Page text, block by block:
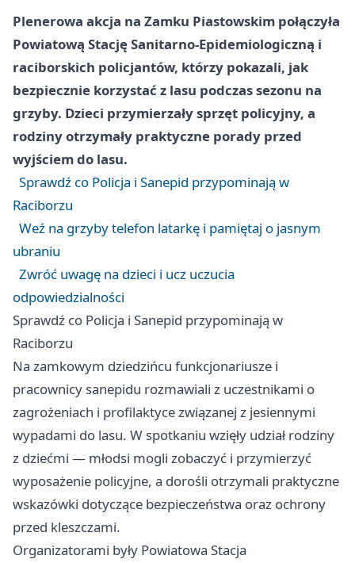
Plenerowa akcja na Zamku Piastowskim połączyła
Powiatową Stację Sanitarno‑Epidemiologiczną i
raciborskich policjantów, którzy pokazali, jak
bezpiecznie korzystać z lasu podczas sezonu na
grzyby. Dzieci przymierzały sprzęt policyjny, a
rodziny otrzymały praktyczne porady przed
wyjściem do lasu.
Sprawdź co Policja i Sanepid przypominają w
Raciborzu
Weź na grzyby telefon latarkę i pamiętaj o jasnym
ubraniu
Zwróć uwagę na dzieci i ucz uczucia
odpowiedzialności
Sprawdź co Policja i Sanepid przypominają w
Raciborzu
Na zamkowym dziedzińcu funkcjonariusze i
pracownicy sanepidu rozmawiali z uczestnikami o
zagrożeniach i profilaktyce związanej z jesiennymi
wypadami do lasu. W spotkaniu wzięły udział rodziny
z dziećmi — młodsi mogli zobaczyć i przymierzyć
wyposażenie policyjne, a dorośli otrzymali praktyczne
wskazówki dotyczące bezpieczeństwa oraz ochrony
przed kleszczami.
Organizatorami były Powiatowa Stacja